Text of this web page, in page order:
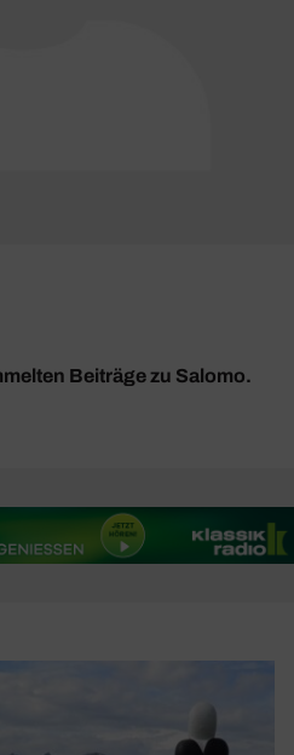
Beiträge zu Salomo.